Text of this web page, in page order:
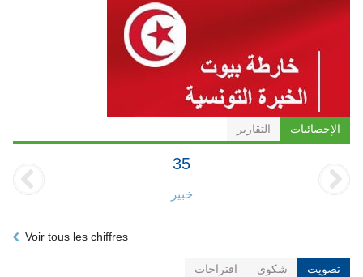
الإحصائيات التقارير
35
خبير
Voir tous les chiffres
تصويت شكوى اقتراحات